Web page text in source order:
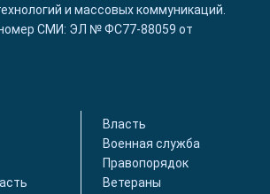
и массовых коммуникаций.
СМИ: ЭЛ № ФС77-88059 от
Власть
Военная служба
Правопорядок
Ветераны